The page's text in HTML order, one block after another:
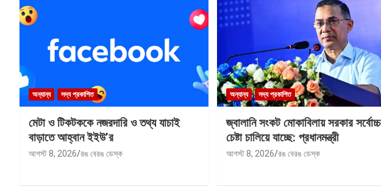
অন্যান্য সদ্য প্রকাশিত
মেটা ও টিকটককে নজরদারি ও তথ্য যাচাই
বাড়াতে আহ্বান ইইউ’র
আগস্ট 8, 2026 রঙ বেরঙ ডেস্ক
অন্যান্য সদ্য প্রকাশিত
জ্বালানি সংকট মোকাবিলায় সরকার সর্বোচ্চ
চেষ্টা চালিয়ে যাচ্ছে: প্রধানমন্ত্রী
আগস্ট 8, 2026 রঙ বেরঙ ডেস্ক